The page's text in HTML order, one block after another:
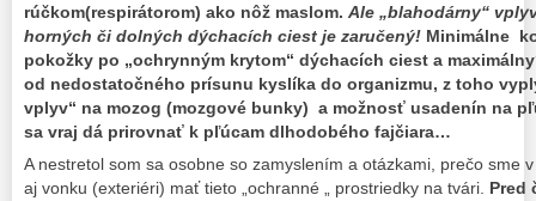
rúčkom(respirátorom) ako nôž maslom. Ale „blahodárny“
horných či dolných dýchacích ciest je zaručený! Minimálne
pokožky po „ochrynným krytom“ dýchacích ciest a
od nedostatočného prísunu kyslíka do organizmu, z toho
vplyv“ na mozog (mozgové bunky) a možnosť usadenín na
sa vraj dá prirovnať k pľúcam dlhodobého fajčiara…
A nestretol som sa osobne so zamyslením a otázkami, prečo sme
aj vonku (exteriéri) mať tieto „ochranné „ prostriedky na tvári. Pred